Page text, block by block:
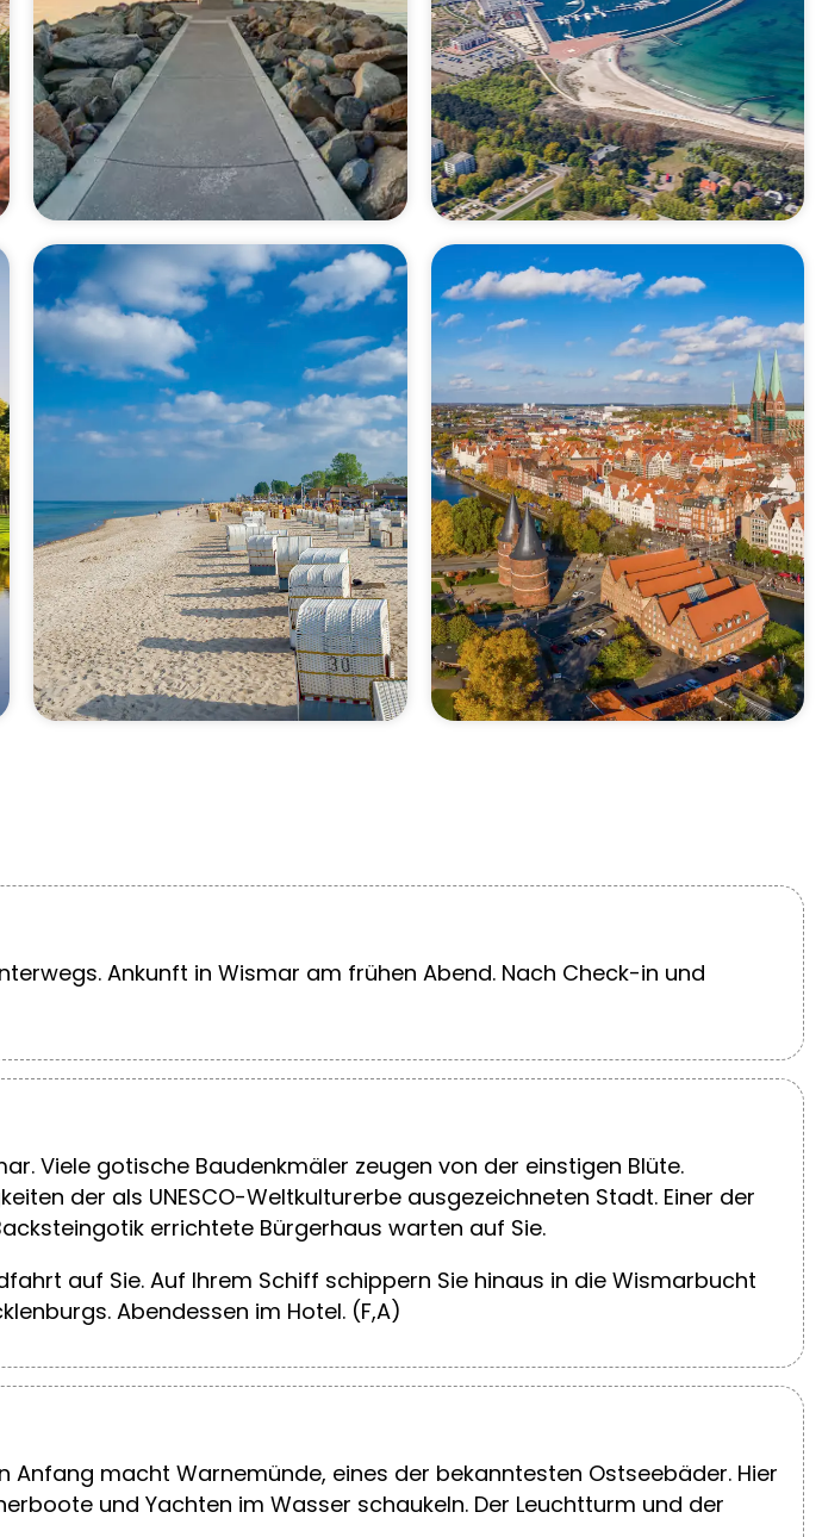
Ankunft in Wismar am frühen Abend. Nach Check-in und
Viele gotische Baudenkmäler zeugen von der einstigen Blüte.
der als UNESCO-Weltkulturerbe ausgezeichneten Stadt. Einer der
errichtete Bürgerhaus warten auf Sie.
auf Sie. Auf Ihrem Schiff schippern Sie hinaus in die Wismarbucht
Abendessen im Hotel. (F,A)
Anfang macht Warnemünde, eines der bekanntesten Ostseebäder. Hier
und Yachten im Wasser schaukeln. Der Leuchtturm und der